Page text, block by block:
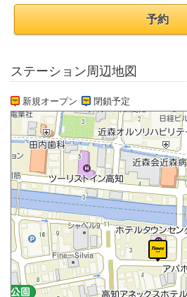
予約
ステーション周辺地図
新規オープン 閉鎖予定